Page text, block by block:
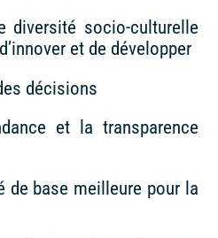
diversité socio-culturelle
et de développer
décisions
et la transparence
de base meilleure pour la